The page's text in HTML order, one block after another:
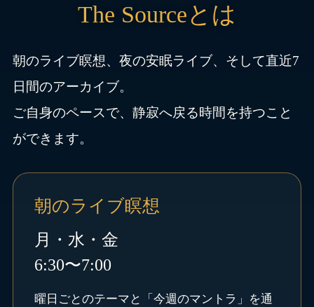
The Sourceとは
朝のライブ瞑想、夜の安眠ライブ、そして直近7
日間のアーカイブ。
ご自身のペースで、静寂へ戻る時間を持つこと
ができます。
朝のライブ瞑想
月・水・金
6:30〜7:00
曜日ごとのテーマと「今週のマントラ」を通